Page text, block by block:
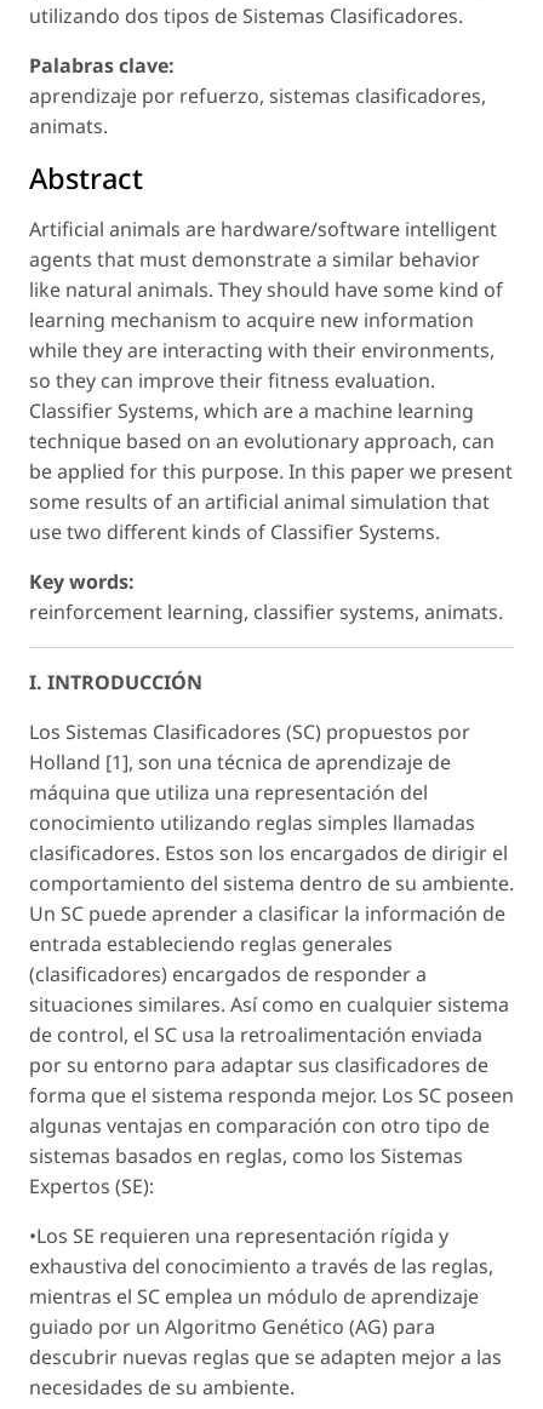
utilizando dos tipos de Sistemas Clasificadores.
Palabras clave:
aprendizaje por refuerzo, sistemas clasificadores,
animats.
Abstract
Artificial animals are hardware/software intelligent
agents that must demonstrate a similar behavior
like natural animals. They should have some kind of
learning mechanism to acquire new information
while they are interacting with their environments,
so they can improve their fitness evaluation.
Classifier Systems, which are a machine learning
technique based on an evolutionary approach, can
be applied for this purpose. In this paper we present
some results of an artificial animal simulation that
use two different kinds of Classifier Systems.
Key words:
reinforcement learning, classifier systems, animats.
I. INTRODUCCIÓN
Los Sistemas Clasificadores (SC) propuestos por
Holland [1], son una técnica de aprendizaje de
máquina que utiliza una representación del
conocimiento utilizando reglas simples llamadas
clasificadores. Estos son los encargados de dirigir el
comportamiento del sistema dentro de su ambiente.
Un SC puede aprender a clasificar la información de
entrada estableciendo reglas generales
(clasificadores) encargados de responder a
situaciones similares. Así como en cualquier sistema
de control, el SC usa la retroalimentación enviada
por su entorno para adaptar sus clasificadores de
forma que el sistema responda mejor. Los SC poseen
algunas ventajas en comparación con otro tipo de
sistemas basados en reglas, como los Sistemas
Expertos (SE):
•Los SE requieren una representación rígida y
exhaustiva del conocimiento a través de las reglas,
mientras el SC emplea un módulo de aprendizaje
guiado por un Algoritmo Genético (AG) para
descubrir nuevas reglas que se adapten mejor a las
necesidades de su ambiente.